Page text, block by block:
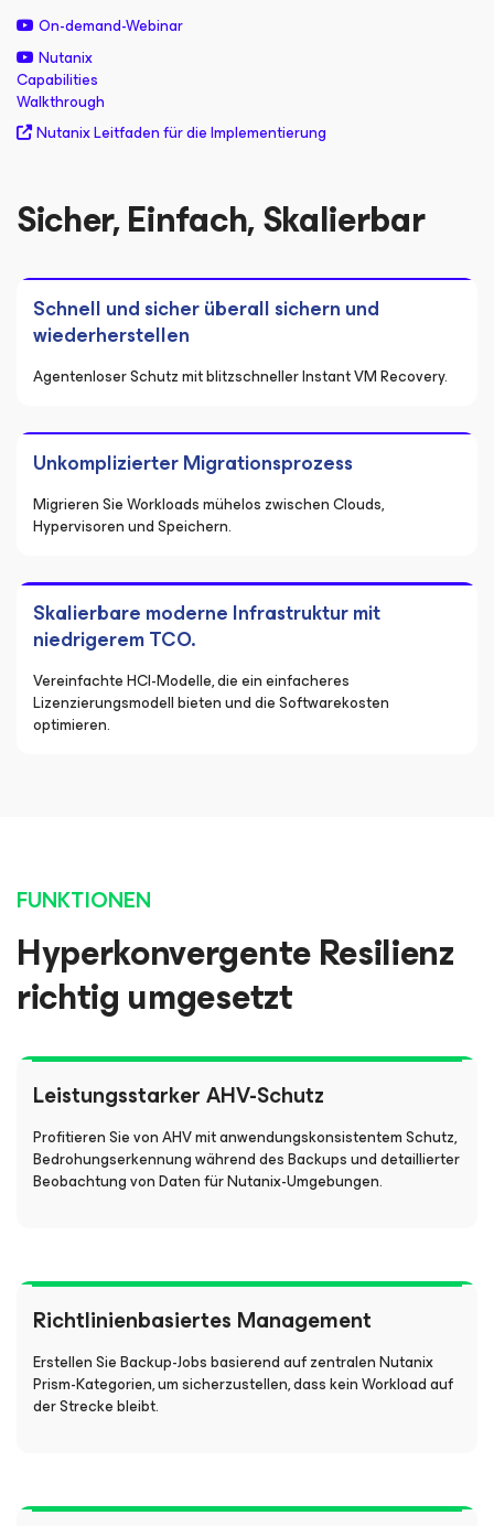
On-demand-Webinar
Nutanix
Capabilities
Walkthrough
Nutanix Leitfaden für die Implementierung
Sicher, Einfach, Skalierbar
Schnell und sicher überall sichern und
wiederherstellen
Agentenloser Schutz mit blitzschneller Instant VM Recovery.
Unkomplizierter Migrationsprozess
Migrieren Sie Workloads mühelos zwischen Clouds,
Hypervisoren und Speichern.
Skalierbare moderne Infrastruktur mit
niedrigerem TCO.
Vereinfachte HCI-Modelle, die ein einfacheres
Lizenzierungsmodell bieten und die Softwarekosten
optimieren.
FUNKTIONEN
Hyperkonvergente Resilienz
richtig umgesetzt
Leistungsstarker AHV-Schutz
Profitieren Sie von AHV mit anwendungskonsistentem Schutz,
Bedrohungserkennung während des Backups und detaillierter
Beobachtung von Daten für Nutanix-Umgebungen.
Richtlinienbasiertes Management
Erstellen Sie Backup-Jobs basierend auf zentralen Nutanix
Prism-Kategorien, um sicherzustellen, dass kein Workload auf
der Strecke bleibt.